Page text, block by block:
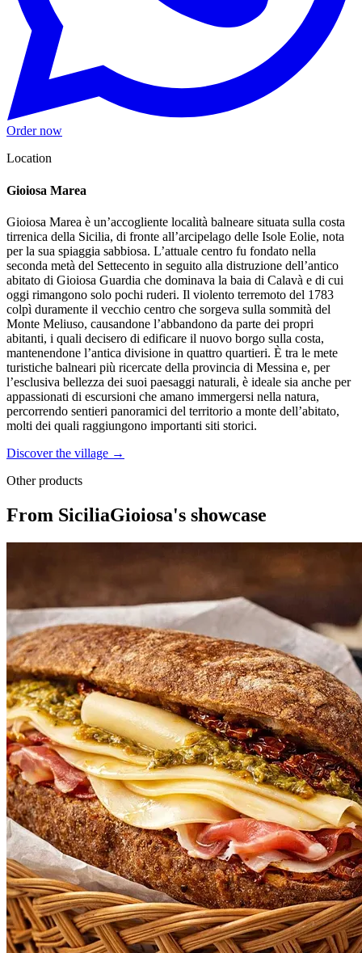
Order now
Location
Gioiosa Marea
Gioiosa Marea è un’accogliente località balneare situata sulla costa
tirrenica della Sicilia, di fronte all’arcipelago delle Isole Eolie, nota
per la sua spiaggia sabbiosa. L’attuale centro fu fondato nella
seconda metà del Settecento in seguito alla distruzione dell’antico
abitato di Gioiosa Guardia che dominava la baia di Calavà e di cui
oggi rimangono solo pochi ruderi. Il violento terremoto del 1783
colpì duramente il vecchio centro che sorgeva sulla sommità del
Monte Meliuso, causandone l’abbandono da parte dei propri
abitanti, i quali decisero di edificare il nuovo borgo sulla costa,
mantenendone l’antica divisione in quattro quartieri. È tra le mete
turistiche balneari più ricercate della provincia di Messina e, per
l’esclusiva bellezza dei suoi paesaggi naturali, è ideale sia anche per
appassionati di escursioni che amano immergersi nella natura,
percorrendo sentieri panoramici del territorio a monte dell’abitato,
molti dei quali raggiungono importanti siti storici.
Discover the village →
Other products
From SiciliaGioiosa's showcase